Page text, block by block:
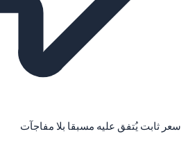
سعر ثابت يُتفق عليه مسبقا بلا مفاجآت